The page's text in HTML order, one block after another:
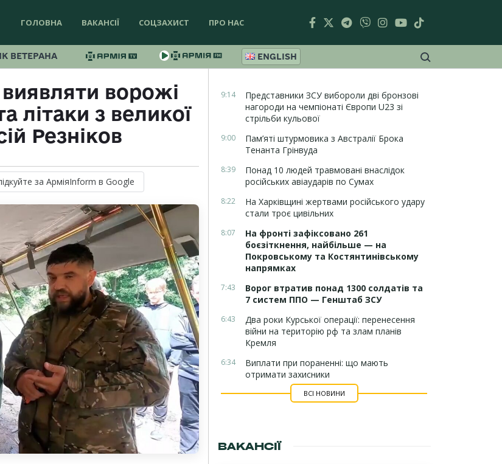
ГОЛОВНА ВАКАНСІЇ СОЦЗАХИСТ ПРО НАС
ВЕТЕРАНА ENGLISH
ворожі
літаки з великої
Резніков
за АрміяInform в Google
9:14
Представники ЗСУ вибороли дві бронзові
нагороди на чемпіонаті Європи U23 зі
стрільби кульової
9:00
Пам’яті штурмовика з Австралії Брока
Тенанта Грінвуда
8:39
Понад 10 людей травмовані внаслідок
російських авіаударів по Сумах
8:22
На Харківщині жертвами російського удару
стали троє цивільних
8:07
На фронті зафіксовано 261
боєзіткнення, найбільше — на
Покровському та Костянтинівському
напрямках
7:43
Ворог втратив понад 1300 солдатів та
7 систем ППО — Генштаб ЗСУ
6:43
Два роки Курської операції: перенесення
війни на територію рф та злам планів
Кремля
6:34
Виплати при пораненні: що мають
отримати захисники
ВСІ НОВИНИ
ВАКАНСІЇ